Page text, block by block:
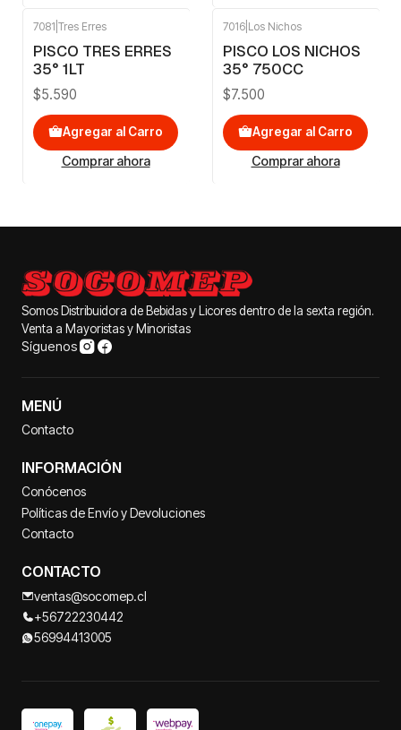
7081 Tres Erres
PISCO TRES ERRES
35° 1LT
$5.590
Agregar al Carro
Comprar ahora
7016 Los Nichos
PISCO LOS NICHOS
35° 750CC
$7.500
Agregar al Carro
Comprar ahora
Somos Distribuidora de Bebidas y Licores dentro de la sexta región.
Venta a Mayoristas y Minoristas
Síguenos
MENÚ
Contacto
INFORMACIÓN
Conócenos
Políticas de Envío y Devoluciones
Contacto
CONTACTO
ventas@socomep.cl
+56722230442
56994413005